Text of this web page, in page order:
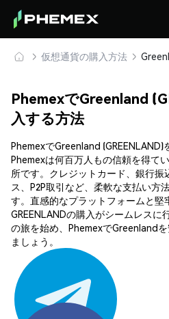
仮想通貨の購入方法
PhemexでGreenland
入する方法
PhemexでGreenland (GREENLAND)
Phemexは何百万人もの信頼を得て
所です。クレジットカード、銀行
ス、P2P取引など、柔軟な支払い方
す。直感的なプラットフォームと堅
GREENLANDの購入がシームレスに
の旅を始め、PhemexでGreenland
ましょう。